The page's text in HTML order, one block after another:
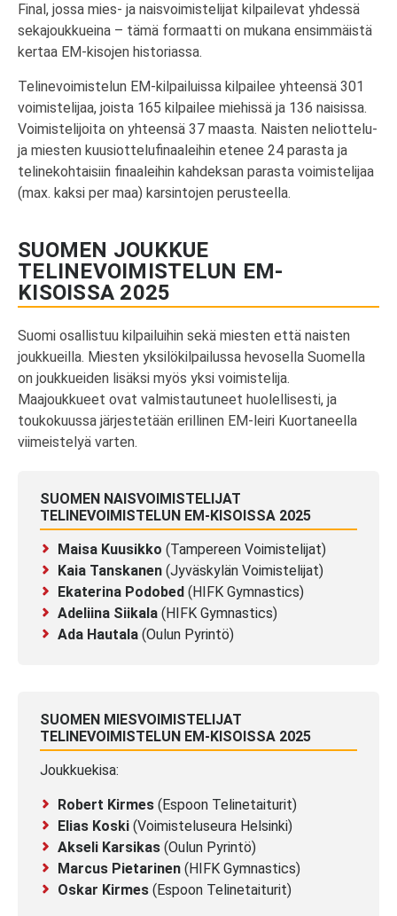
Final, jossa mies- ja naisvoimistelijat kilpailevat yhdessä
sekajoukkueina – tämä formaatti on mukana ensimmäistä
kertaa EM-kisojen historiassa.
Telinevoimistelun EM-kilpailuissa kilpailee yhteensä 301
voimistelijaa, joista 165 kilpailee miehissä ja 136 naisissa.
Voimistelijoita on yhteensä 37 maasta. Naisten neliottelu-
ja miesten kuusiottelufinaaleihin etenee 24 parasta ja
telinekohtaisiin finaaleihin kahdeksan parasta voimistelijaa
(max. kaksi per maa) karsintojen perusteella.
SUOMEN JOUKKUE
TELINEVOIMISTELUN EM-
KISOISSA 2025
Suomi osallistuu kilpailuihin sekä miesten että naisten
joukkueilla. Miesten yksilökilpailussa hevosella Suomella
on joukkueiden lisäksi myös yksi voimistelija.
Maajoukkueet ovat valmistautuneet huolellisesti, ja
toukokuussa järjestetään erillinen EM-leiri Kuortaneella
viimeistelyä varten.
SUOMEN NAISVOIMISTELIJAT
TELINEVOIMISTELUN EM-KISOISSA 2025
Maisa Kuusikko (Tampereen Voimistelijat)
Kaia Tanskanen (Jyväskylän Voimistelijat)
Ekaterina Podobed (HIFK Gymnastics)
Adeliina Siikala (HIFK Gymnastics)
Ada Hautala (Oulun Pyrintö)
SUOMEN MIESVOIMISTELIJAT
TELINEVOIMISTELUN EM-KISOISSA 2025
Joukkuekisa:
Robert Kirmes (Espoon Telinetaiturit)
Elias Koski (Voimisteluseura Helsinki)
Akseli Karsikas (Oulun Pyrintö)
Marcus Pietarinen (HIFK Gymnastics)
Oskar Kirmes (Espoon Telinetaiturit)